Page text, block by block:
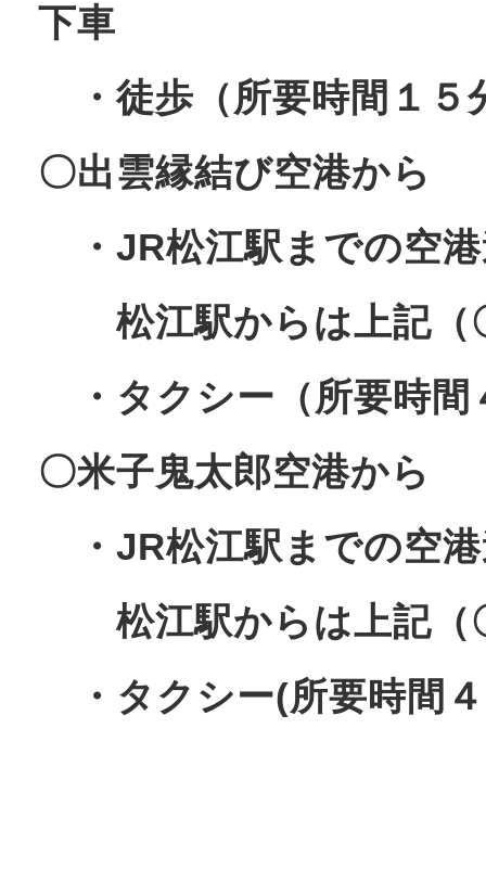
下車
・徒歩（所要時間１５
〇出雲縁結び空港から
・JR松江駅までの空
松江駅からは上記（
・タクシー（所要時間
〇米子鬼太郎空港から
・JR松江駅までの空
松江駅からは上記（
・タクシー(所要時間